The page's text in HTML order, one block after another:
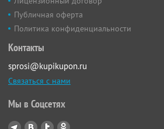
Публичная оферта
Политика конфиденциальности
Контакты
sprosi@kupikupon.ru
Связаться с нами
Мы в Соцсетях